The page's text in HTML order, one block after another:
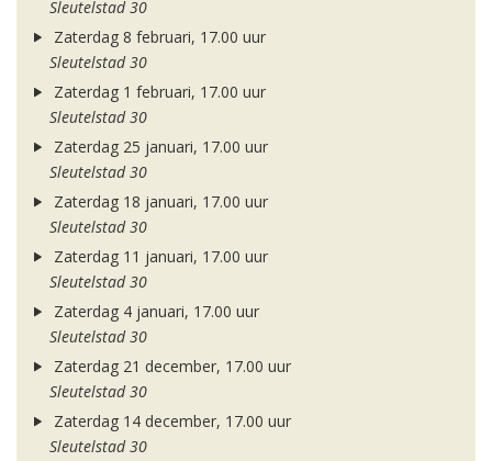
Sleutelstad 30
Zaterdag 8 februari, 17.00 uur
Sleutelstad 30
Zaterdag 1 februari, 17.00 uur
Sleutelstad 30
Zaterdag 25 januari, 17.00 uur
Sleutelstad 30
Zaterdag 18 januari, 17.00 uur
Sleutelstad 30
Zaterdag 11 januari, 17.00 uur
Sleutelstad 30
Zaterdag 4 januari, 17.00 uur
Sleutelstad 30
Zaterdag 21 december, 17.00 uur
Sleutelstad 30
Zaterdag 14 december, 17.00 uur
Sleutelstad 30